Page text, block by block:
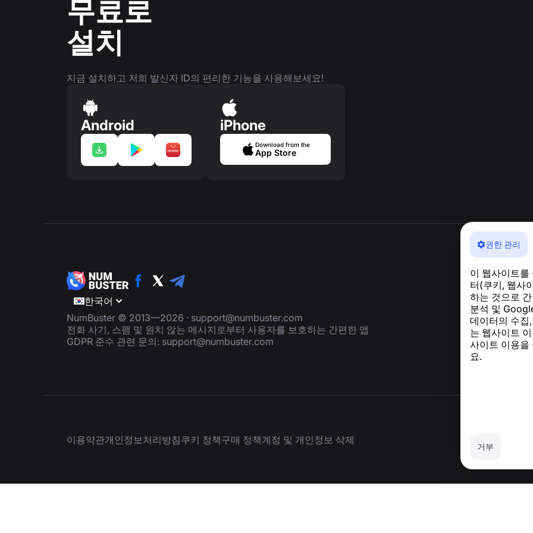
권한 관리
이 웹사이트
터(쿠키, 웹사
하는 것으로
분석 및
데이터의 수집
는 웹사이트
사이트 이용을
요.
거부
무료로
설치
지금 설치하고 저희 발신자 ID의 편리한 기능을 사용해보세요!
Android iPhone
Download from the
App Store
한국어
NumBuster © 2013—2026 · support@numbuster.com
전화 사기, 스팸 및 원치 않는 메시지로부터 사용자를 보호하는 간편한 앱
GDPR 준수 관련 문의: support@numbuster.com
이용약관개인정보처리방침쿠키 정책구매 정책계정 및 개인정보 삭제